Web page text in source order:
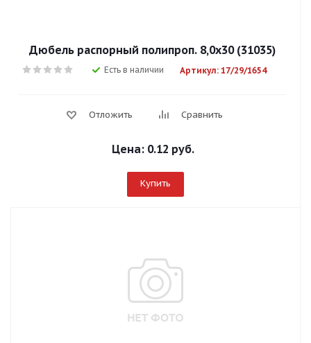
Дюбель распорный полипроп. 8,0х30 (31035)
Есть в наличии Артикул: 17/29/1654
Отложить Сравнить
Цена: 0.12 руб.
Купить